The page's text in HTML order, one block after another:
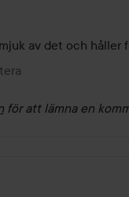
av det och håller
för att lämna en